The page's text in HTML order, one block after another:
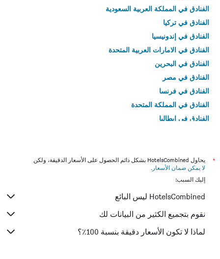
الفنادق في المملكة العربية السعودية
الفنادق في تركيا
الفنادق في إندونيسيا
الفنادق في الامارات العربية المتحدة
الفنادق في البحرين
الفنادق في مصر
الفنادق في فرنسا
الفنادق في المملكة المتحدة
الفنادق في إيطاليا
*
يحاول HotelsCombined بشكل دائم الحصول على الأسعار الدقيقة، ولكن
لا يمكن ضمان الأسعار .
إليك السبب:
HotelsCombined ليس البائع
نقوم بتجميع الكثير من البيانات لك
لماذا لا تكون الأسعار دقيقة بنسبة 100٪؟